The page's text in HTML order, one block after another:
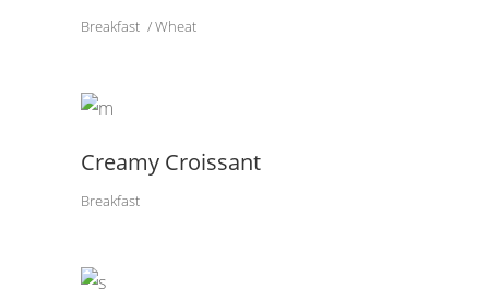
Breakfast Wheat
Creamy Croissant
Breakfast